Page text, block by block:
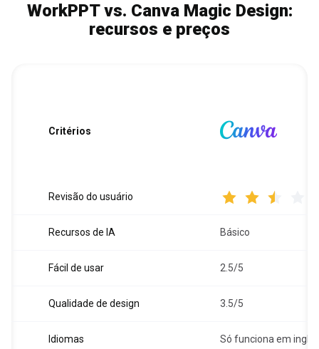
WorkPPT vs. Canva Magic Design:
recursos e preços
Critérios
Revisão do usuário
Recursos de IA
Fácil de usar
Qualidade de design
Idiomas
Básico
2.5/5
3.5/5
Só funciona em inglês